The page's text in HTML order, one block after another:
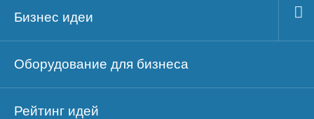
Бизнес идеи
Оборудование для бизнеса
Рейтинг идей